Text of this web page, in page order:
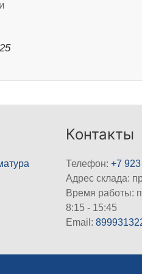
Контакты
Телефон:+7
Адрес склада:
Время работы:
8:15 - 15:45
Email: